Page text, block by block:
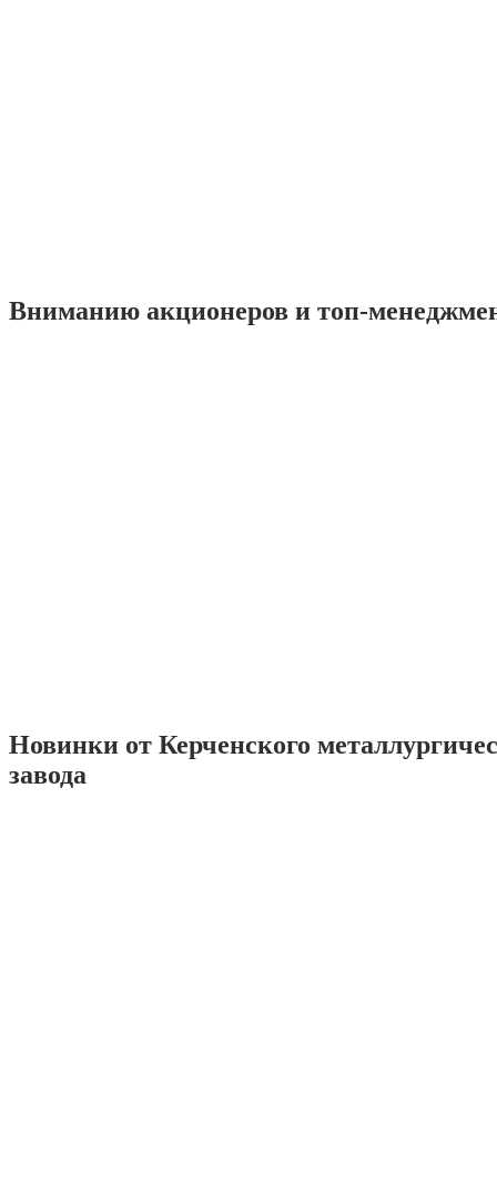
Вниманию акционеров и топ-
Новинки от Керченского
завода